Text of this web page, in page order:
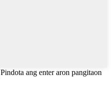
Pindota ang enter aron pangitaon